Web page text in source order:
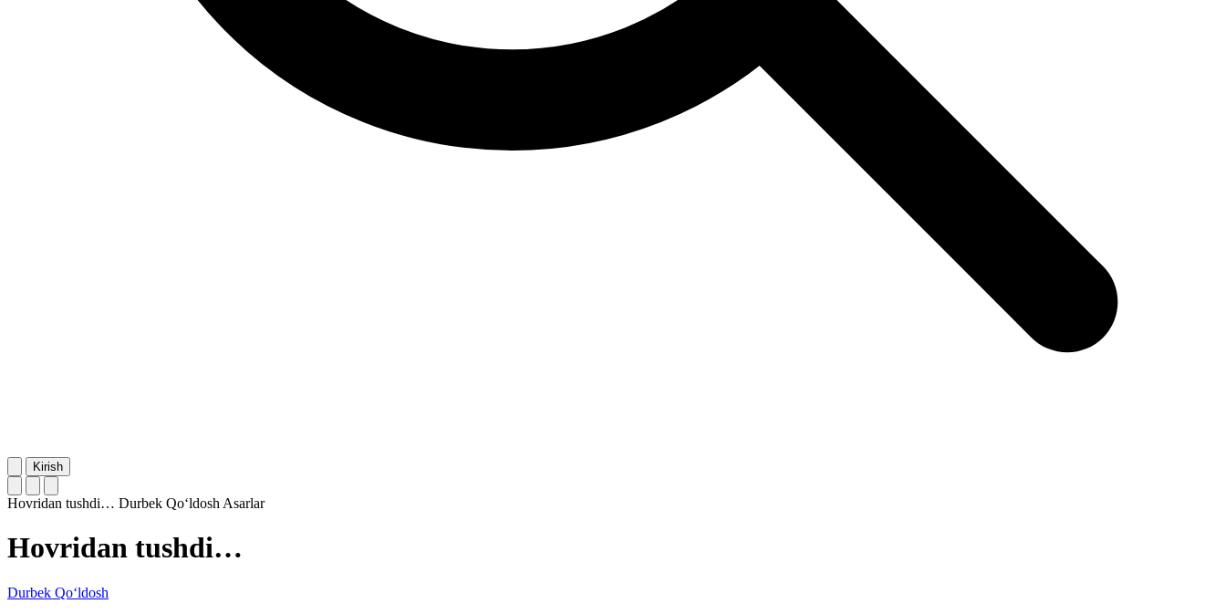
Kirish
Hovridan tushdi… Durbek Qo‘ldosh Asarlar
Hovridan tushdi…
Durbek Qo‘ldosh